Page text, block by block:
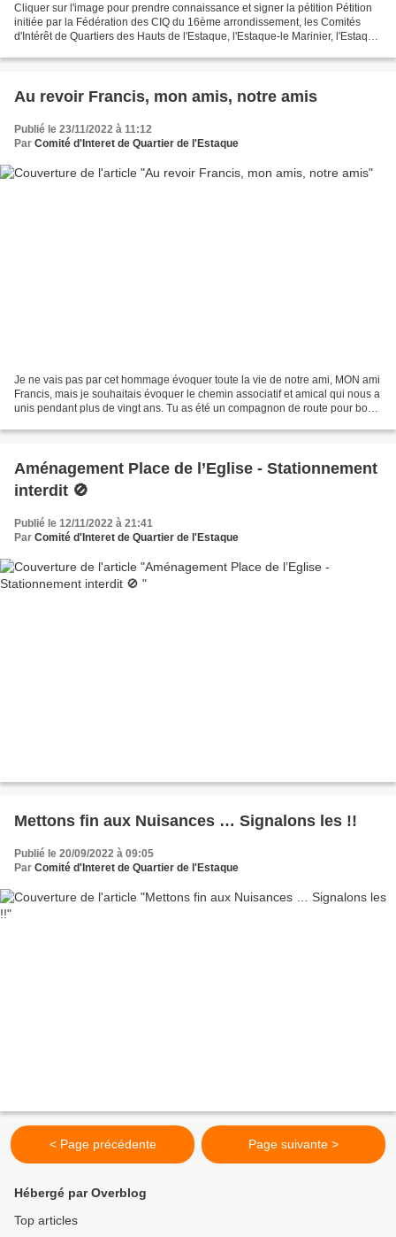
Cliquer sur l'image pour prendre connaissance et signer la pétition Pétition
initiée par la Fédération des CIQ du 16ème arrondissement, les Comités
d'Intérêt de Quartiers des Hauts de l'Estaque, l'Estaque-le Marinier, l'Estaque
Au revoir Francis, mon amis, notre amis
Publié le 23/11/2022 à 11:12
Par Comité d'Interet de Quartier de l'Estaque
Je ne vais pas par cet hommage évoquer toute la vie de notre ami, MON ami
Francis, mais je souhaitais évoquer le chemin associatif et amical qui nous a
unis pendant plus de vingt ans. Tu as été un compagnon de route pour bon
Aménagement Place de l’Eglise - Stationnement
interdit 🚫
Publié le 12/11/2022 à 21:41
Par Comité d'Interet de Quartier de l'Estaque
Mettons fin aux Nuisances … Signalons les !!
Publié le 20/09/2022 à 09:05
Par Comité d'Interet de Quartier de l'Estaque
< Page précédente Page suivante >
Hébergé par Overblog
Top articles